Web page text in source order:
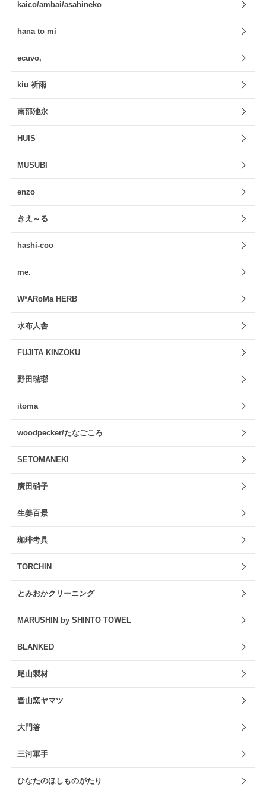
kaico/ambai/asahineko
hana to mi
ecuvo,
kiu 祈雨
南部池永
HUIS
MUSUBI
enzo
きえ～る
hashi-coo
me.
W*ARoMa HERB
水布人舎
FUJITA KINZOKU
野田琺瑯
itoma
woodpecker/たなごころ
SETOMANEKI
廣田硝子
生姜百景
珈琲考具
TORCHIN
とみおかクリーニング
MARUSHIN by SHINTO TOWEL
BLANKED
尾山製材
晋山窯ヤマツ
大門箸
三河軍手
ひなたのほしものがたり